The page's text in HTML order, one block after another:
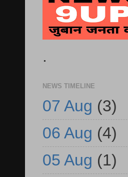
.
NEWS TIMELINE
07 Aug (3)
06 Aug (4)
05 Aug (1)